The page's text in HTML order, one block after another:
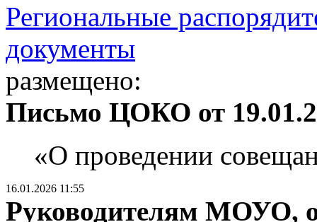
Региональные
документы
размещено:
Письмо ЦОКО от
«О проведении
16.01.2026 11:55
Руководителям МОУО,